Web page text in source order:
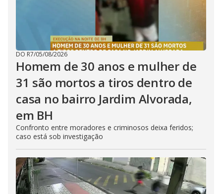
DO R7/05/08/2026
Homem de 30 anos e mulher de
31 são mortos a tiros dentro de
casa no bairro Jardim Alvorada,
em BH
Confronto entre moradores e criminosos deixa feridos;
caso está sob investigação